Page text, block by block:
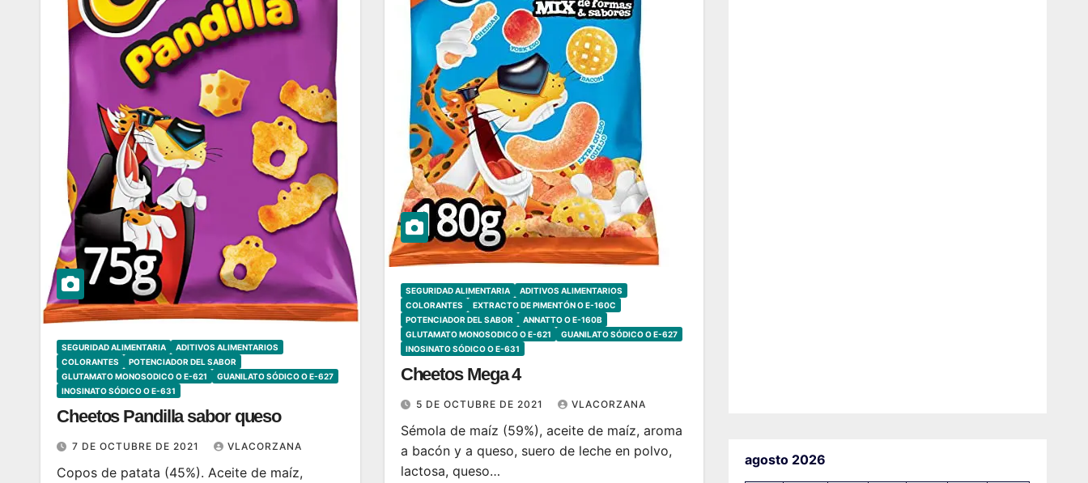
SEGURIDAD ALIMENTARIA
ADITIVOS ALIMENTARIOS
COLORANTES
POTENCIADOR DEL SABOR
GLUTAMATO MONOSODICO O E-621
GUANILATO SÓDICO O E-627
INOSINATO SÓDICO O E-631
Cheetos Pandilla sabor queso
7 DE OCTUBRE DE 2021 VLACORZANA
Copos de patata (45%). Aceite de maíz,
SEGURIDAD ALIMENTARIA
ADITIVOS ALIMENTARIOS
COLORANTES
EXTRACTO DE PIMENTÓN O E-160C
POTENCIADOR DEL SABOR
ANNATTO O E-160B
GLUTAMATO MONOSODICO O E-621
GUANILATO SÓDICO O E-627
INOSINATO SÓDICO O E-631
Cheetos Mega 4
5 DE OCTUBRE DE 2021 VLACORZANA
Sémola de maíz (59%), aceite de maíz, aroma
a bacón y a queso, suero de leche en polvo,
lactosa, queso…
agosto 2026